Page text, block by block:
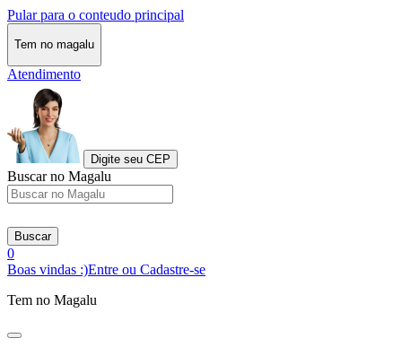
Pular para o conteudo principal
Tem no magalu
Atendimento
Digite seu CEP
Buscar no Magalu
Buscar
0
Boas vindas :)Entre ou Cadastre-se
Tem no Magalu